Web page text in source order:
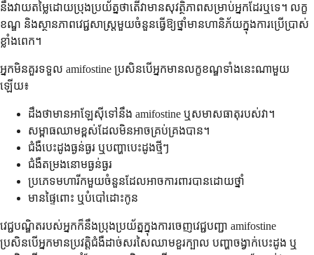
នឹងវាយតម្លៃដោយប្រុងប្រយ័ត្នថាតើវាមានសុវត្ថិភាពសម្រាប់អ្នកដែរឬទេ។ លក្ខ
ខណ្ឌ និងស្ថានភាពវេជ្ជសាស្ត្រមួយចំនួនធ្វើឱ្យថ្នាំមានហានិភ័យក្នុងការប្រើប្រាស់
ខ្លាំងពេក។
អ្នកមិនគួរទទួល amifostine ប្រសិនបើអ្នកមានលក្ខខណ្ឌទាំងនេះណាមួយ
ឡើយ៖
ដឹងថាមានអាឡែស៊ីទៅនឹង amifostine ឬសមាសធាតុរបស់វា។
សម្ពាធឈាមខ្ពស់ដែលមិនអាចគ្រប់គ្រងបាន។
ជំងឺបេះដូងធ្ងន់ធ្ងរ ឬបញ្ហាបេះដូងថ្មីៗ
ជំងឺតម្រងនោមធ្ងន់ធ្ងរ
ប្រភេទមហារីកមួយចំនួនដែលអាចការពារបានដោយថ្នាំ
មានផ្ទៃពោះ ឬបំបៅដោះកូន
វេជ្ជបណ្ឌិតរបស់អ្នកក៏នឹងប្រុងប្រយ័ត្នក្នុងការចេញវេជ្ជបញ្ជា amifostine
ប្រសិនបើអ្នកមានប្រវត្តិជំងឺដាច់សរសៃឈាមខួរក្បាល បញ្ហាចង្វាក់បេះដូង ឬ